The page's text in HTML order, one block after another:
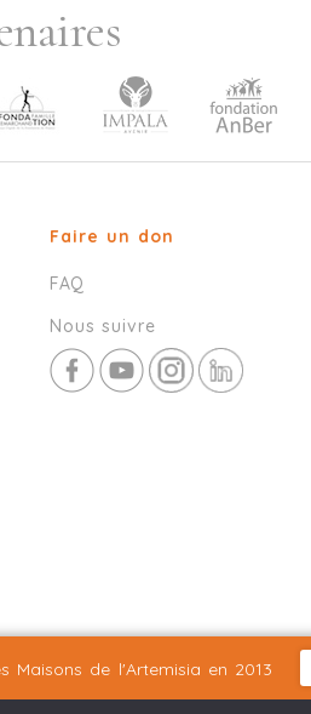
Faire un don
FAQ
Nous suivre
©2026 Nineteen Groupe
Maisons de l'Artemisia en 2013